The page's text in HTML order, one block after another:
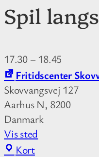
Spil
17.30– 18.45
Fritidscenter
Skovvangsvej 127
Aarhus N, 8200
Danmark
Vis sted
KortF